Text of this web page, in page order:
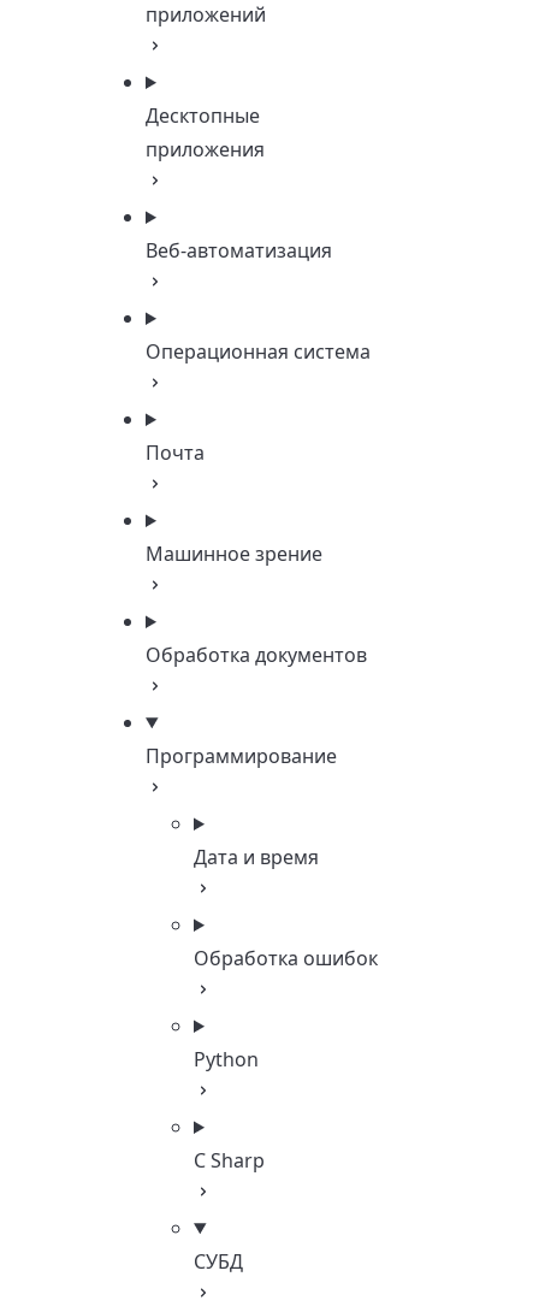
приложений
Десктопные
приложения
Веб-автоматизация
Операционная система
Почта
Машинное зрение
Обработка документов
Программирование
Дата и время
Обработка ошибок
Python
C Sharp
СУБД